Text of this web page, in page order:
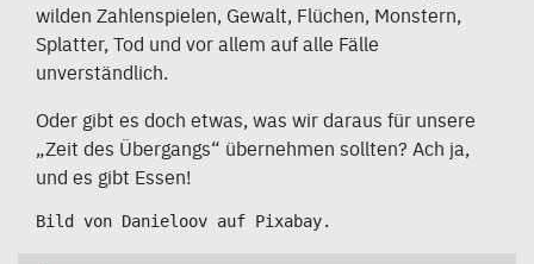
wilden Zahlenspielen, Gewalt, Flüchen, Monstern,
Splatter, Tod und vor allem auf alle Fälle
unverständlich.
Oder gibt es doch etwas, was wir daraus für unsere
„Zeit des Übergangs“ übernehmen sollten? Ach ja,
und es gibt Essen!
Bild von Danieloov auf Pixabay.